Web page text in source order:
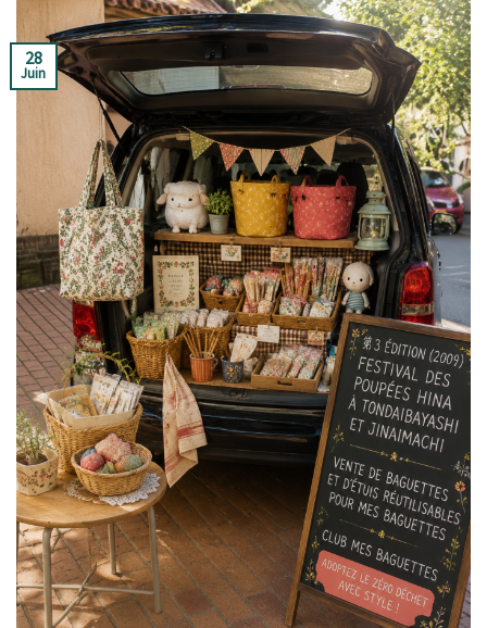
28
Juin